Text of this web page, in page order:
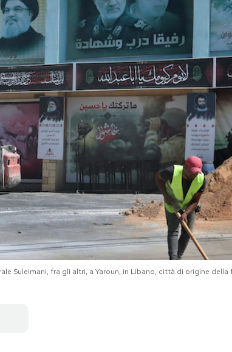
Suleimani, fra gli altri, a Yaroun, in Libano, città di origine